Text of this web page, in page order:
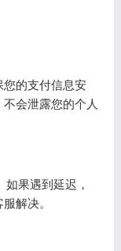
您的支付信息安
会泄露您的个人
果遇到延迟，
解决。